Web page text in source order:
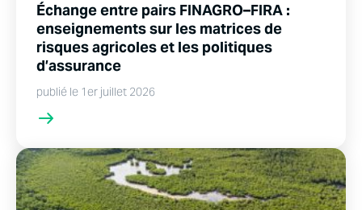
Échange entre pairs FINAGRO–FIRA :
enseignements sur les matrices de
risques agricoles et les politiques
d’assurance
publié le 1er juillet 2026